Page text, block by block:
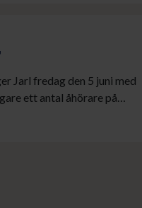
Jarl fredag den 5 juni med
ett antal åhörare på